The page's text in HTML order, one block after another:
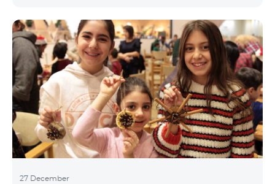
местных звонков в Арцахе - 29 драм/мин, 1 МБ
Интернета – 22 драм, а для коротких сообщений -
40 драм/SMS. Изменение действующих до этого
тарифов в Арцахе будет нести продолжительный
характер тарифов роуминга в Арцахе согласно
Меморандому, подписанному между
Государственной комиссией по регулированию
общественны
27 December